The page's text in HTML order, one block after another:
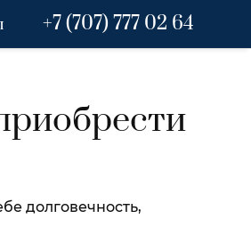
+7 (707) 777 02 64
долговечность,